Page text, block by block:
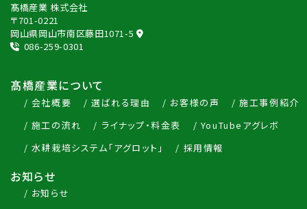
髙橋産業 株式会社
〒701-0221
岡山県岡山市南区藤田1071-5
086-259-0301
髙橋産業について
会社概要 選ばれる理由 お客様の声
施工事例紹介
施工の流れ
ライナップ・料金表
YouTubeアグレボ
水耕栽培システム「アグロット」
採用情報
お知らせ
お知らせ